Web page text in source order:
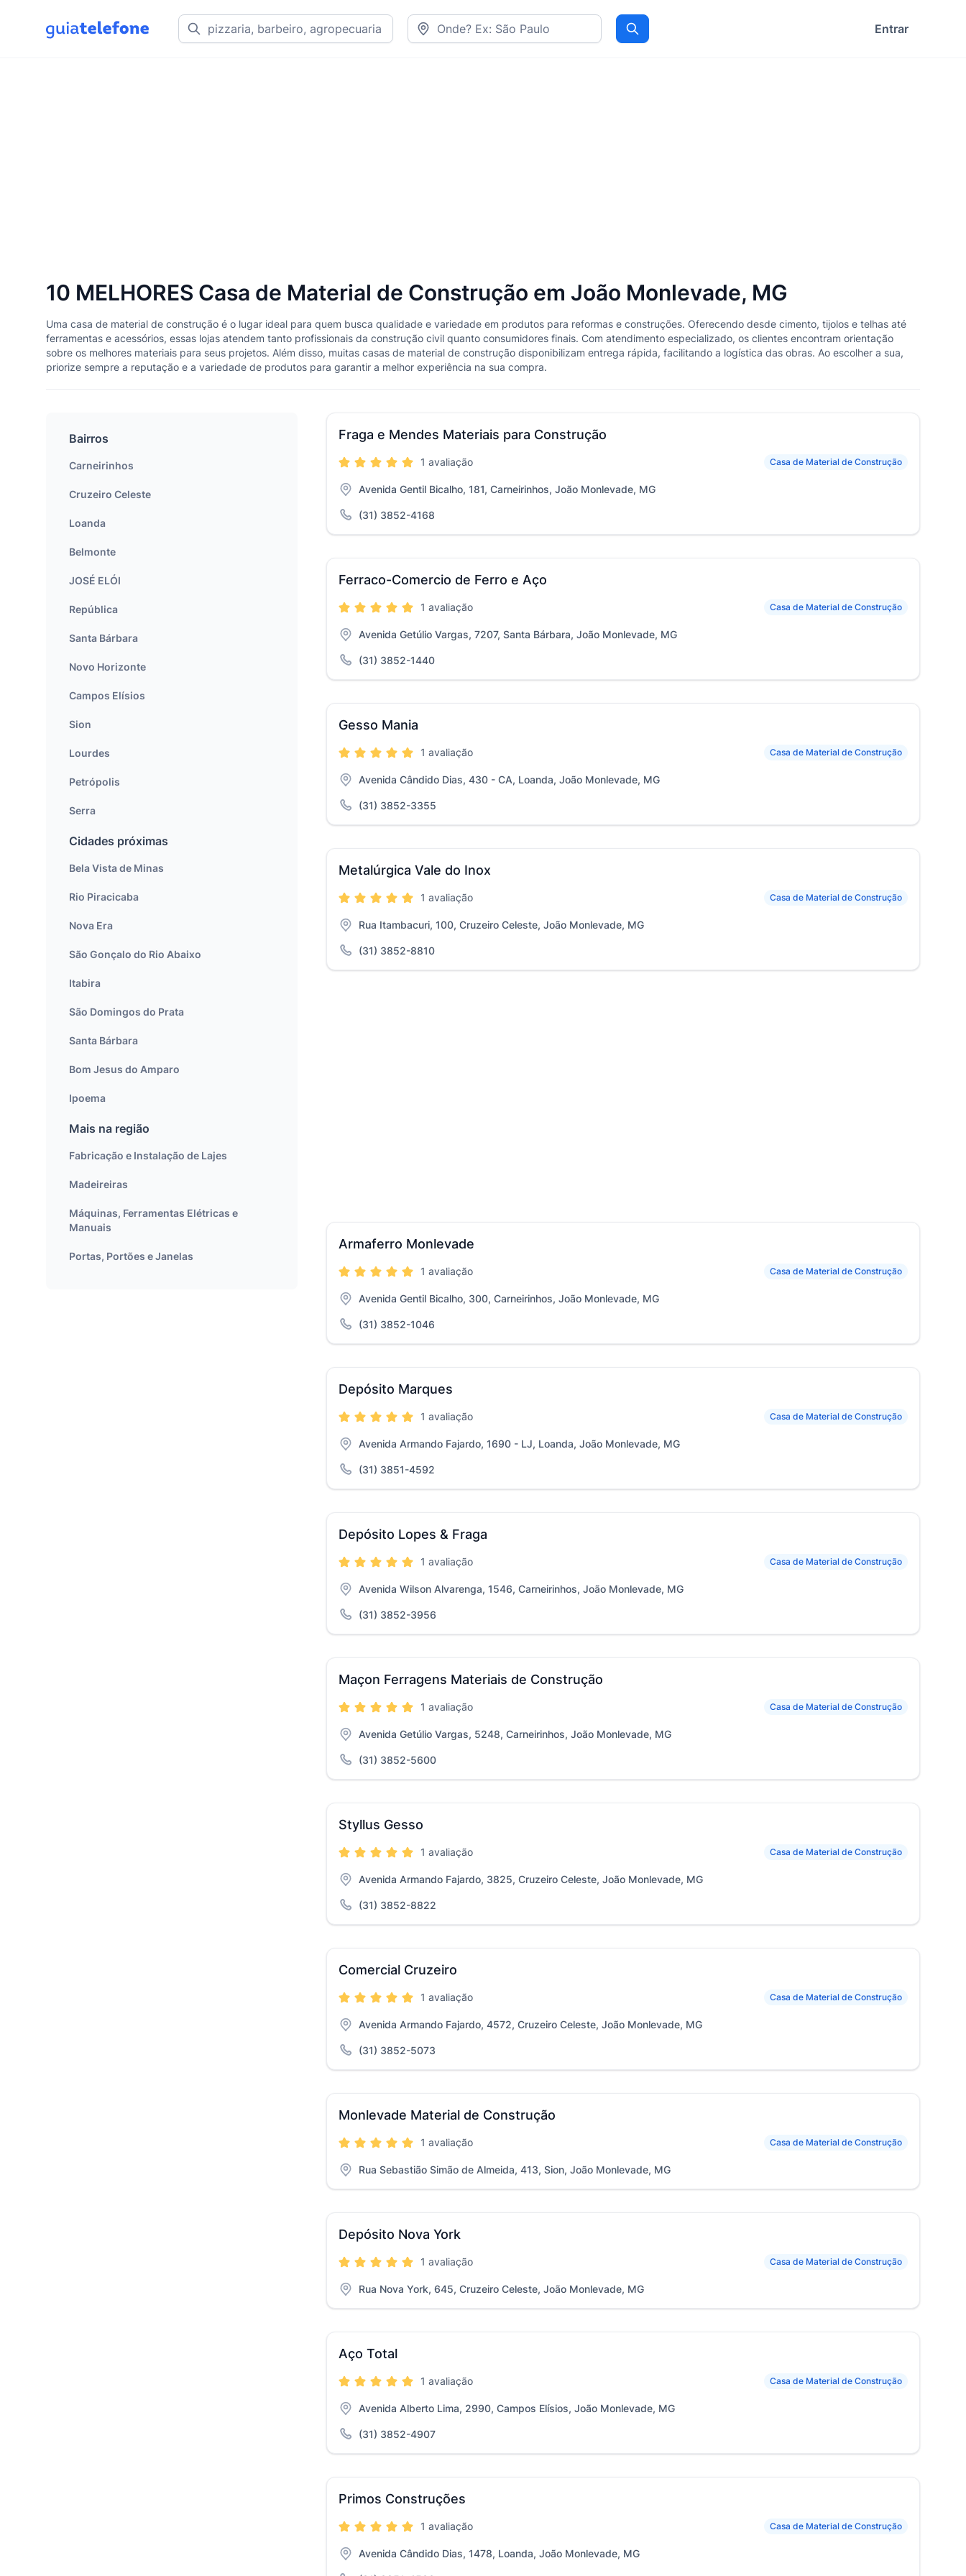
Procurar Entrar
10 MELHORES Casa de Material de Construção em João Monlevade, MG
Uma casa de material de construção é o lugar ideal para quem busca qualidade e variedade em produtos para reformas e construções. Oferecendo desde cimento, tijolos e telhas até
ferramentas e acessórios, essas lojas atendem tanto profissionais da construção civil quanto consumidores finais. Com atendimento especializado, os clientes encontram orientação
sobre os melhores materiais para seus projetos. Além disso, muitas casas de material de construção disponibilizam entrega rápida, facilitando a logística das obras. Ao escolher a sua,
priorize sempre a reputação e a variedade de produtos para garantir a melhor experiência na sua compra.
Fraga e Mendes Materiais para Construção
Casa de Material de Construção
1 avaliação
Avenida Gentil Bicalho, 181, Carneirinhos, João Monlevade, MG
(31) 3852-4168
Ferraco-Comercio de Ferro e Aço
Casa de Material de Construção
1 avaliação
Avenida Getúlio Vargas, 7207, Santa Bárbara, João Monlevade, MG
(31) 3852-1440
Gesso Mania
Casa de Material de Construção
1 avaliação
Avenida Cândido Dias, 430 - CA, Loanda, João Monlevade, MG
(31) 3852-3355
Metalúrgica Vale do Inox
Casa de Material de Construção
1 avaliação
Rua Itambacuri, 100, Cruzeiro Celeste, João Monlevade, MG
(31) 3852-8810
Armaferro Monlevade
Casa de Material de Construção
1 avaliação
Avenida Gentil Bicalho, 300, Carneirinhos, João Monlevade, MG
(31) 3852-1046
Depósito Marques
Casa de Material de Construção
1 avaliação
Avenida Armando Fajardo, 1690 - LJ, Loanda, João Monlevade, MG
(31) 3851-4592
Depósito Lopes & Fraga
Casa de Material de Construção
1 avaliação
Avenida Wilson Alvarenga, 1546, Carneirinhos, João Monlevade, MG
(31) 3852-3956
Maçon Ferragens Materiais de Construção
Casa de Material de Construção
1 avaliação
Avenida Getúlio Vargas, 5248, Carneirinhos, João Monlevade, MG
(31) 3852-5600
Styllus Gesso
Casa de Material de Construção
1 avaliação
Avenida Armando Fajardo, 3825, Cruzeiro Celeste, João Monlevade, MG
(31) 3852-8822
Comercial Cruzeiro
Casa de Material de Construção
1 avaliação
Avenida Armando Fajardo, 4572, Cruzeiro Celeste, João Monlevade, MG
(31) 3852-5073
Monlevade Material de Construção
Casa de Material de Construção
1 avaliação
Rua Sebastião Simão de Almeida, 413, Sion, João Monlevade, MG
Depósito Nova York
Casa de Material de Construção
1 avaliação
Rua Nova York, 645, Cruzeiro Celeste, João Monlevade, MG
Aço Total
Casa de Material de Construção
1 avaliação
Avenida Alberto Lima, 2990, Campos Elísios, João Monlevade, MG
(31) 3852-4907
Primos Construções
Casa de Material de Construção
1 avaliação
Avenida Cândido Dias, 1478, Loanda, João Monlevade, MG
Bairros
Carneirinhos
Cruzeiro Celeste
Loanda
Belmonte
JOSÉ ELÓI
República
Santa Bárbara
Novo Horizonte
Campos Elísios
Sion
Lourdes
Petrópolis
Serra
Cidades próximas
Bela Vista de Minas
Rio Piracicaba
Nova Era
São Gonçalo do Rio Abaixo
Itabira
São Domingos do Prata
Santa Bárbara
Bom Jesus do Amparo
Ipoema
Mais na região
Fabricação e Instalação de Lajes
Madeireiras
Máquinas, Ferramentas Elétricas e
Manuais
Portas, Portões e Janelas